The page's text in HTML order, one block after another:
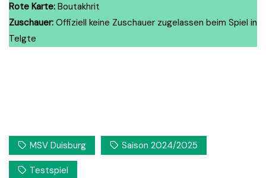
Rote Karte: Boutakhrit
Zuschauer: Offiziell keine Zuschauer zugelassen beim Spiel in
Telgte
MSV Duisburg Saison 2024/2025
Testspiel